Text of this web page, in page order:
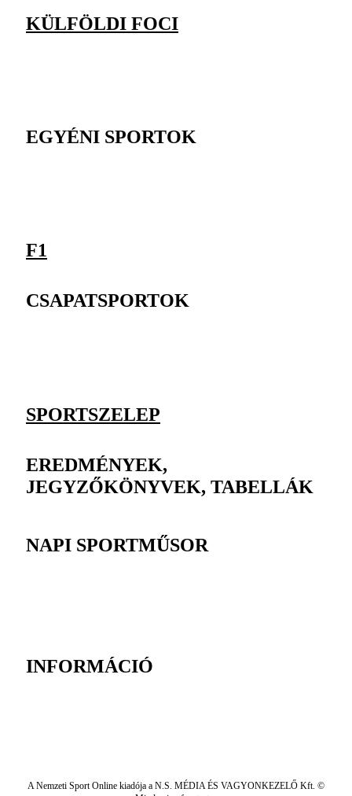
KÜLFÖLDI FOCI
EGYÉNI SPORTOK
F1
CSAPATSPORTOK
SPORTSZELEP
EREDMÉNYEK,
JEGYZŐKÖNYVEK, TABELLÁK
NAPI SPORTMŰSOR
INFORMÁCIÓ
A Nemzeti Sport Online kiadója a N.S. MÉDIA ÉS VAGYONKEZELŐ Kft. ©